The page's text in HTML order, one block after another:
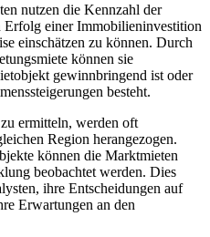
nutzen die Kennzahl der
Erfolg einer Immobilieninvestition
einschätzen zu können. Durch
können sie
gewinnbringend ist oder
besteht.
ermitteln, werden oft
Region herangezogen.
können die Marktmieten
beobachtet werden. Dies
ihre Entscheidungen auf
Erwartungen an den